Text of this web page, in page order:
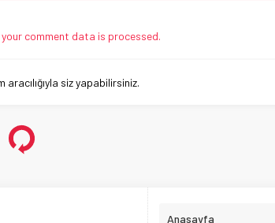
comment data is processed.
aracılığıyla siz yapabilirsiniz.